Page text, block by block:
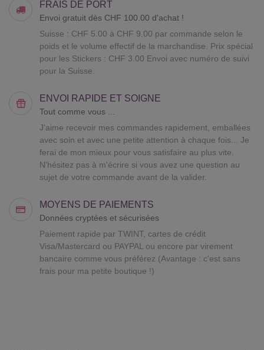
FRAIS DE PORT
Envoi gratuit dès CHF 100.00 d'achat !
Suisse : CHF 5.00 à CHF 9.00 par commande selon le
poids et le volume effectif de la marchandise. Prix spécial
pour les Stickers : CHF 3.00 Envoi avec numéro de suivi
pour la Suisse.
ENVOI RAPIDE ET SOIGNE
Tout comme vous ...
J'aime recevoir mes commandes rapidement, emballées
avec soin et avec une petite attention à chaque fois... Je
ferai de mon mieux pour vous satisfaire au plus vite.
N'hésitez pas à m'écrire si vous avez une question au
sujet de votre commande avant de la valider.
MOYENS DE PAIEMENTS
Données cryptées et sécurisées
Paiement rapide par TWINT, cartes de crédit
Visa/Mastercard ou PAYPAL ou encore par virement
bancaire comme vous préférez (Avantage : c'est sans
frais pour ma petite boutique !)